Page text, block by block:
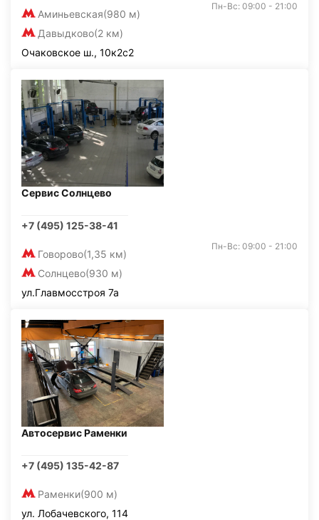
Аминьевская(980 м)
Давыдково(2 км)
Пн-Вс: 09:00 - 21:00
Очаковское ш., 10к2с2
Сервис Солнцево
+7 (495) 125-38-41
Говорово(1,35 км)
Солнцево(930 м)
Пн-Вс: 09:00 - 21:00
ул.Главмосстроя 7а
Автосервис Раменки
+7 (495) 135-42-87
Раменки(900 м)
ул. Лобачевского, 114